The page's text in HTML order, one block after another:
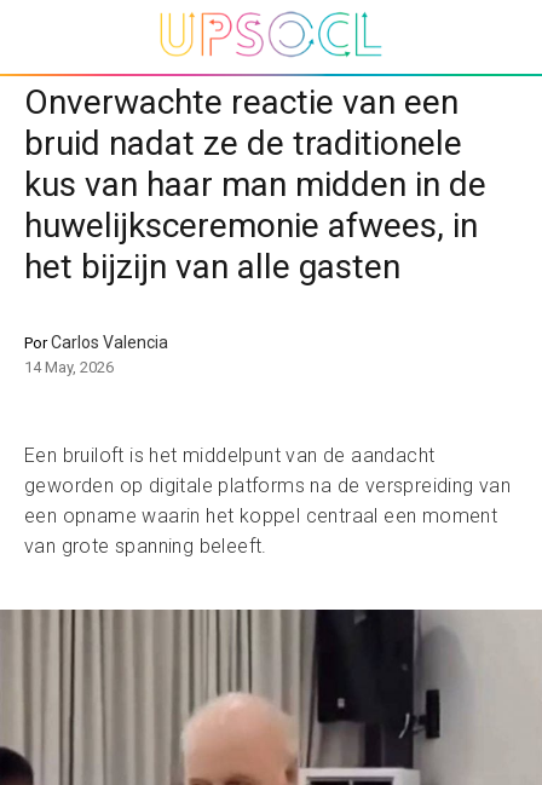
Onverwachte reactie van een
bruid nadat ze de traditionele
kus van haar man midden in de
huwelijksceremonie afwees, in
het bijzijn van alle gasten
PorCarlos Valencia
14 May, 2026
Een bruiloft is het middelpunt van de aandacht
geworden op digitale platforms na de verspreiding van
een opname waarin het koppel centraal een moment
van grote spanning beleeft.